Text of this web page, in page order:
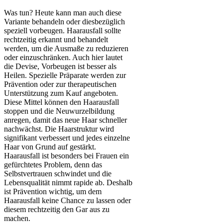
Was tun? Heute kann man auch diese
Variante behandeln oder diesbezüglich
speziell vorbeugen. Haarausfall sollte
rechtzeitig erkannt und behandelt
werden, um die Ausmaße zu reduzieren
oder einzuschränken. Auch hier lautet
die Devise, Vorbeugen ist besser als
Heilen. Spezielle Präparate werden zur
Prävention oder zur therapeutischen
Unterstützung zum Kauf angeboten.
Diese Mittel können den Haarausfall
stoppen und die Neuwurzelbildung
anregen, damit das neue Haar schneller
nachwächst. Die Haarstruktur wird
signifikant verbessert und jedes einzelne
Haar von Grund auf gestärkt.
Haarausfall ist besonders bei Frauen ein
gefürchtetes Problem, denn das
Selbstvertrauen schwindet und die
Lebensqualität nimmt rapide ab. Deshalb
ist Prävention wichtig, um dem
Haarausfall keine Chance zu lassen oder
diesem rechtzeitig den Gar aus zu
machen.